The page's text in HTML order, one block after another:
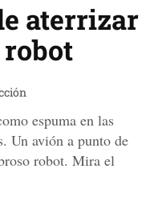
aterrizar
espuma en las
Un avión a punto de
robot. Mira el